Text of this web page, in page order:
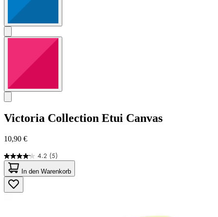
Victoria Collection Etui Canvas
10,90 €
4.2 (5)
4.2
von
5
Sternen.
5
In den Warenkorb